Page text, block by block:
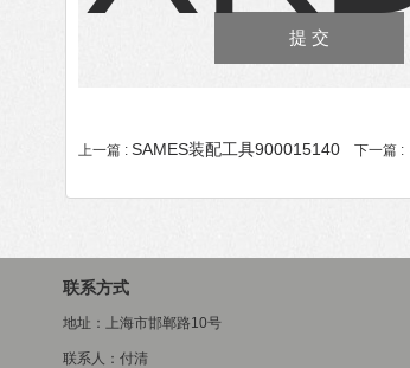
上一篇 : SAMES装配工具900015140 下一篇 :
联系方式
地址：上海市邯郸路10号
联系人：付清